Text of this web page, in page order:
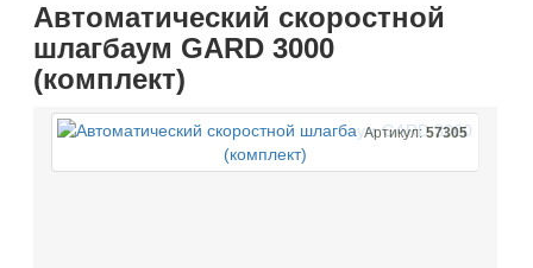
Автоматический скоростной
шлагбаум GARD 3000
(комплект)
Артикул:57305